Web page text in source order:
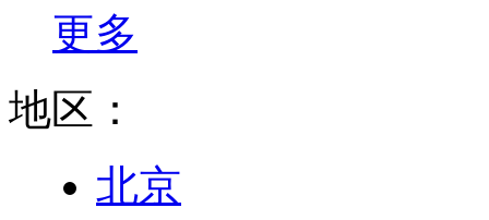
更多
地区：
北京